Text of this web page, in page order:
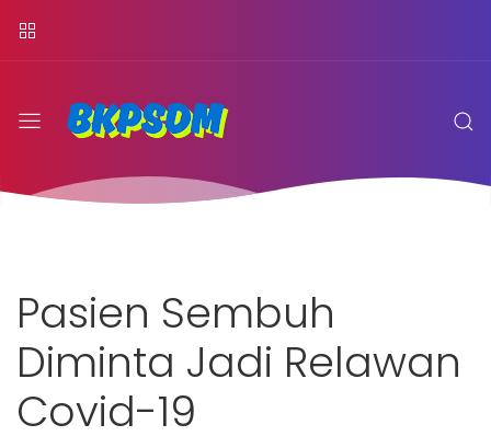
Pasien Sembuh
Diminta Jadi Relawan
Covid-19